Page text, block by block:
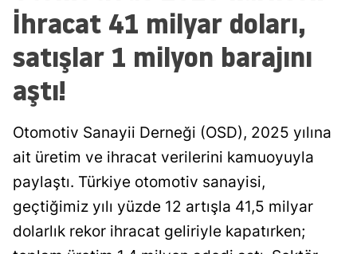
Amasya
Ankara
Artvin
Aydın
Bilecik
İhracat 41 milyar doları,
satışlar 1 milyon barajını
aştı!
Otomotiv Sanayii Derneği (OSD), 2025 yılına
ait üretim ve ihracat verilerini kamuoyuyla
paylaştı. Türkiye otomotiv sanayisi,
geçtiğimiz yılı yüzde 12 artışla 41,5 milyar
dolarlık rekor ihracat geliriyle kapatırken;